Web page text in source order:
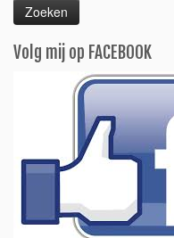
Volg mij op FACEBOOK